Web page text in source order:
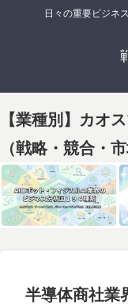
日々の重要ビジネ
【業種別】カオ
（戦略・競合・
半導体商社業